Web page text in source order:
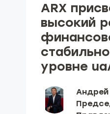
ARX
высокий
уровне